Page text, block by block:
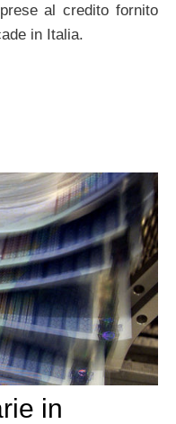
al credito fornito
in Italia.
in